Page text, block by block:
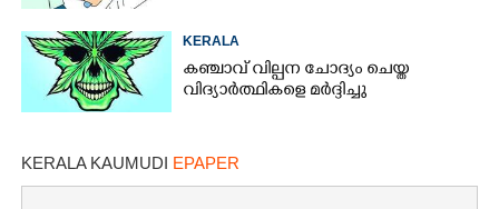
KERALA
കഞ്ചാവ് വില്പന ചോദ്യം ചെയ്ത
വിദ്യാർത്ഥികളെ മർദ്ദിച്ചു
KERALA KAUMUDI EPAPER